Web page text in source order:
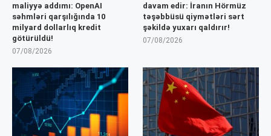
maliyyə addımı: OpenAI
səhmləri qarşılığında 10
milyard dollarlıq kredit
götürüldü!
07/08/2026
davam edir: İranın Hörmüz
təşəbbüsü qiymətləri sərt
şəkildə yuxarı qaldırır!
07/08/2026